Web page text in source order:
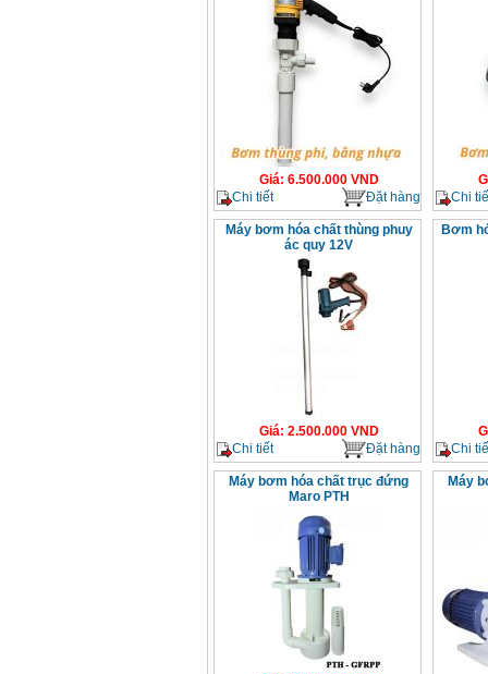
Giá: 6.500.000VND
Chi tiết
Đặt hàng
Chi
Máy bơm hóa chất thùng phuy
ác quy 12V
Giá: 2.500.000VND
Chi tiết
Đặt hàng
Bơm
Chi
Máy bơm hóa chất trục đứng
Maro PTH
Máy